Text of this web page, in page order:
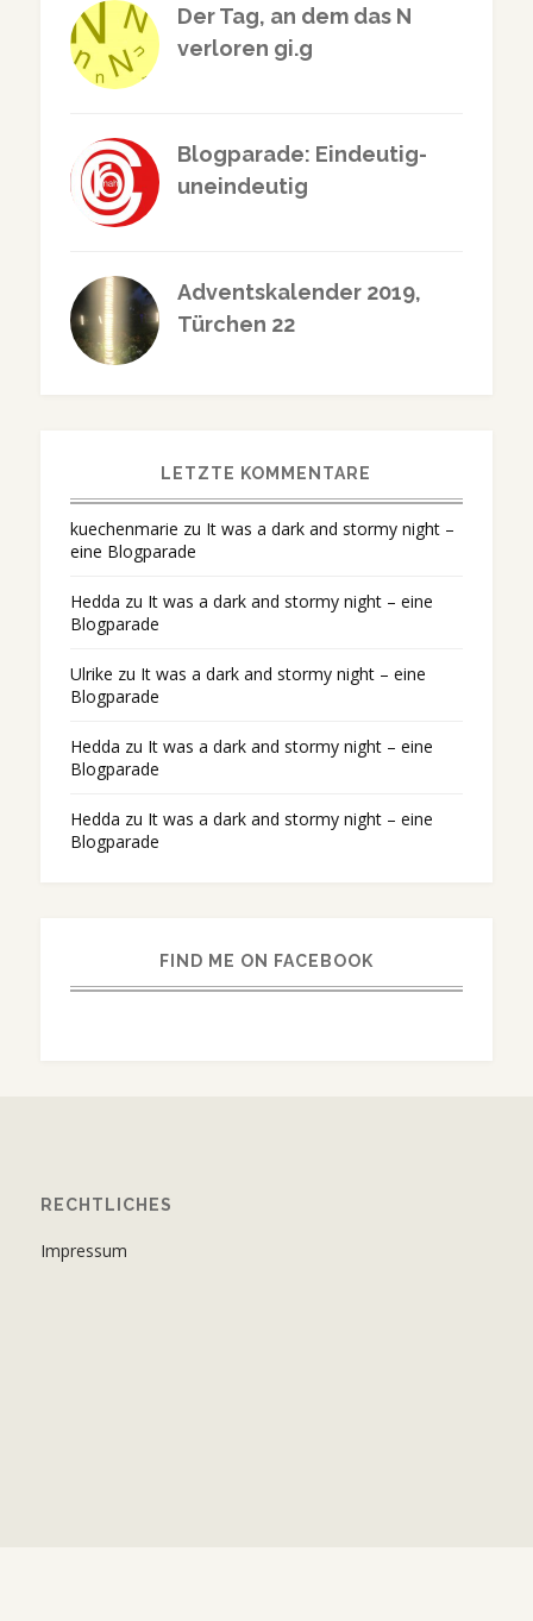
Der Tag, an dem das N
verloren gi.g
Blogparade: Eindeutig-
uneindeutig
Adventskalender 2019,
Türchen 22
LETZTE KOMMENTARE
kuechenmarie zu It was a dark and stormy night –
eine Blogparade
Hedda zu It was a dark and stormy night – eine
Blogparade
Ulrike zu It was a dark and stormy night – eine
Blogparade
Hedda zu It was a dark and stormy night – eine
Blogparade
Hedda zu It was a dark and stormy night – eine
Blogparade
FIND ME ON FACEBOOK
RECHTLICHES
Impressum